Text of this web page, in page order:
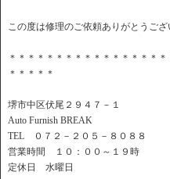
この度は修理のご依頼ありがとうござ
＊＊＊＊＊＊＊＊＊＊＊＊＊＊＊＊
＊＊＊＊＊
堺市中区伏尾２９４７－１
Auto Furnish BREAK
TEL ０７２－２０５－８０８８
営業時間 １０：００～１９時
定休日 水曜日